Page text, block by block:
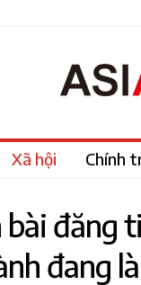
Xã hội Chính
bài đăng
đang